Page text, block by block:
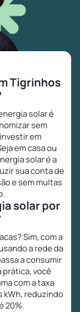
Tigrinhos
solar é
sem
em
em casa ou
solar é a
sua conta de
e sem multas
solar por
Sim, com a
a rede da
a consumir
prática, você
com a taxa
kWh, reduzindo
20%.